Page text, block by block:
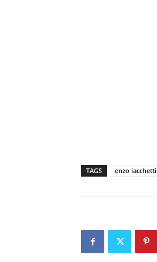
TAGS enzo iacchetti